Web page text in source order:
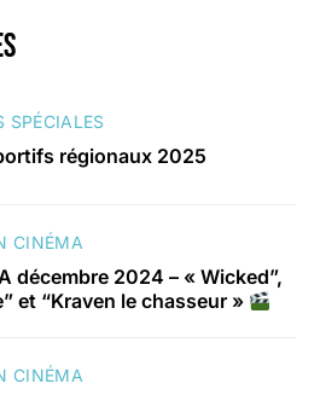
SPÉCIALES
régionaux 2025
CINÉMA
décembre 2024 – « Wicked”,
et “Kraven le chasseur »
CINÉMA